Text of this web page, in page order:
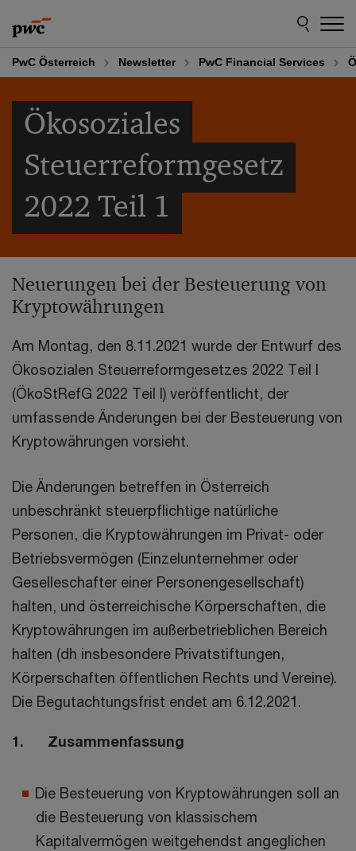
to
content
to
footer
PwC Österreich Newsletter PwC Financial Services
Ökosoziales
Steuerreformgesetz
2022 Teil 1
Neuerungen bei der Besteuerung von
Kryptowährungen
Am Montag, den 8.11.2021 wurde der Entwurf des
Ökosozialen Steuerreformgesetzes 2022 Teil I
(ÖkoStRefG 2022 Teil I) veröffentlicht, der
umfassende Änderungen bei der Besteuerung von
Kryptowährungen vorsieht.
Die Änderungen betreffen in Österreich
unbeschränkt steuerpflichtige natürliche
Personen, die Kryptowährungen im Privat- oder
Betriebsvermögen (Einzelunternehmer oder
Geselleschafter einer Personengesellschaft)
halten, und österreichische Körperschaften, die
Kryptowährungen im außerbetrieblichen Bereich
halten (dh insbesondere Privatstiftungen,
Körperschaften öffentlichen Rechts und Vereine).
Die Begutachtungsfrist endet am 6.12.2021.
1. Zusammenfassung
Die Besteuerung von Kryptowährungen soll an
die Besteuerung von klassischem
Kapitalvermögen weitgehendst angeglichen